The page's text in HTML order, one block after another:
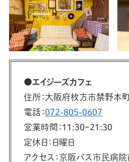
●エイジーズカフェ
住所：大阪府枚方市禁野本
電話：072-805-0607
営業時間：11:30~21:30
定休日：日曜日
アクセス：京阪バス市民病